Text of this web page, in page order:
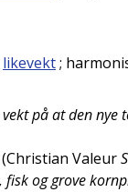
likevekt;
på at den
(Christian Valeur
og grove